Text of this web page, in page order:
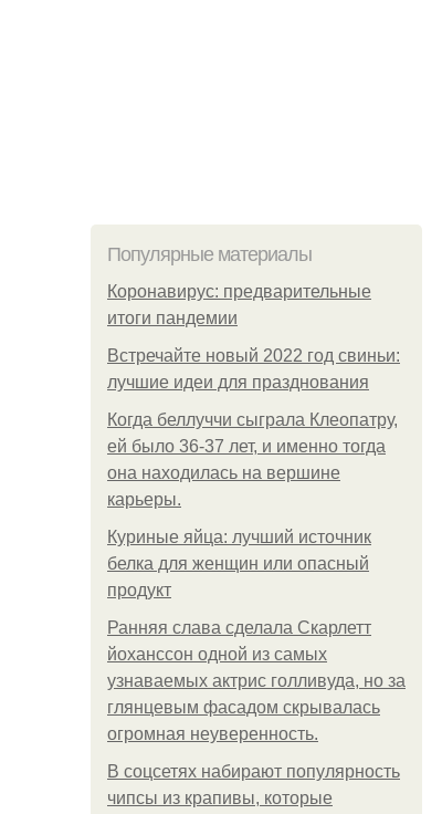
Популярные материалы
Коронавирус: предварительные
итоги пандемии
Встречайте новый 2022 год свиньи:
лучшие идеи для празднования
Когда беллуччи сыграла Клеопатру,
ей было 36-37 лет, и именно тогда
она находилась на вершине
карьеры.
Куриные яйца: лучший источник
белка для женщин или опасный
продукт
Ранняя слава сделала Скарлетт
йоханссон одной из самых
узнаваемых актрис голливуда, но за
глянцевым фасадом скрывалась
огромная неуверенность.
В соцсетях набирают популярность
чипсы из крапивы, которые